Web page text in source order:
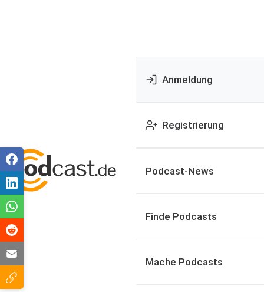
Anmeldung
Registrierung
Podcast-News
Finde Podcasts
Mache Podcasts